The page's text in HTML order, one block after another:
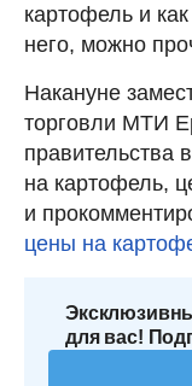
картофель и
него, можно
Накануне
торговли МТИ
правительства
на картофель,
и
цены на
для вас!